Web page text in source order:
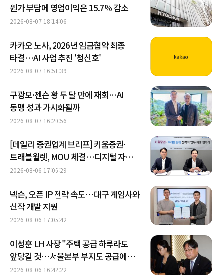
원가 부담에 영업이익은 15.7% 감소
2026-08-07 18:14:06
카카오 노사, 2026년 임금협약 최종
타결…AI 사업 추진 '청신호'
2026-08-07 16:51:39
구광모·젠슨 황 두 달 만에 재회…AI
동맹 성과 가시화될까
2026-08-07 16:20:56
[데일리 증권업계 브리프] 키움증권·
트래블월렛, MOU 체결…디지털 자산·
금융상품 협력 外
2026-08-06 17:06:29
넥슨, 오픈 IP 전략 속도…대구 게임사와
신작 개발 지원
2026-08-06 17:05:42
이성훈 LH 사장 "주택 공급 하루라도
앞당길 것…서울본부 부지도 공급에
활용"
2026-08-06 16:42:22